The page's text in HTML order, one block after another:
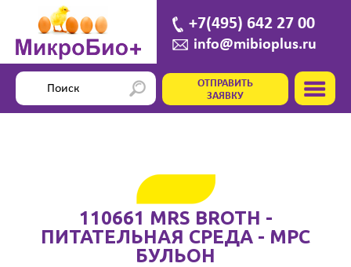
+7(495) 642 27 00
info@mibioplus.ru
ОТПРАВИТЬ
ЗАЯВКУ
110661 MRS BROTH -
ПИТАТЕЛЬНАЯ СРЕДА - МРС
БУЛЬОН